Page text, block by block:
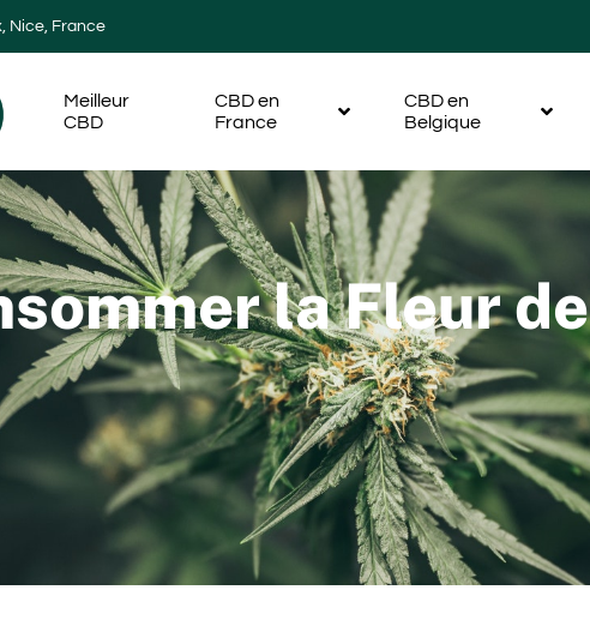
Nice, France
Meilleur
CBD
CBD en
France
CBD en
Belgique
la Fleur de